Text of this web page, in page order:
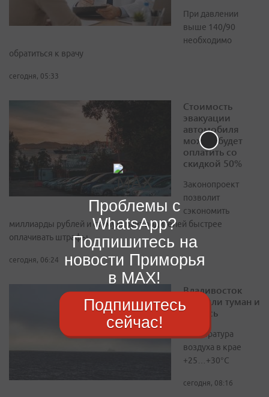
При давлении
выше 140/90
необходимо
обратиться к врачу
сегодня, 05:33
Стоимость
эвакуации
автомобиля
можно будет
оплатить со
скидкой 50%
Законопроект
позволит
сэкономить
миллиарды рублей и стимулирует водителей быстрее
оплачивать штрафы
сегодня, 06:24
Владивосток
накрыли туман и
морось
Температура
воздуха в крае
+25…+30°C
сегодня, 08:16
Проблемы с
WhatsApp?
Подпишитесь на
новости Приморья
в MAX!
Подпишитесь
сейчас!